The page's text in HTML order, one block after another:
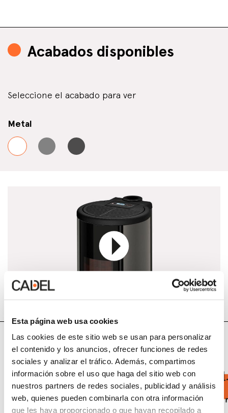
Esta página web usa cookies
Las cookies de este sitio web se usan para personalizar
el contenido y los anuncios, ofrecer funciones de redes
sociales y analizar el tráfico. Además, compartimos
información sobre el uso que haga del sitio web con
nuestros partners de redes sociales, publicidad y análisis
web, quienes pueden combinarla con otra información
que les haya proporcionado o que hayan recopilado a
Acabados disponibles
Seleccione el acabado para ver
Metal
Datos técnicos